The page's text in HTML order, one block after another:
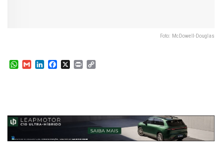
Foto: McDowell-Douglas
W
p
p
I
n
o
k
n
k